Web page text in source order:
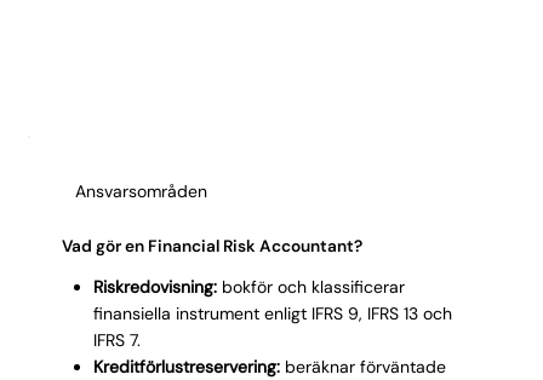
Ansvarsområden
Vad gör en Financial Risk Accountant?
Riskredovisning:bokför och klassificerar
finansiella instrument enligt IFRS 9, IFRS 13 och
IFRS 7.
Kreditförlustreservering:beräknar förväntade